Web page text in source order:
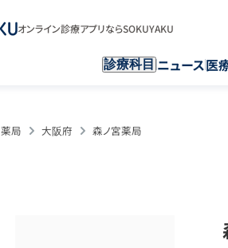
オンライン診療アプリならSOKUYAKU
診療科目 ニュース医
薬局 大阪府 森ノ宮薬局